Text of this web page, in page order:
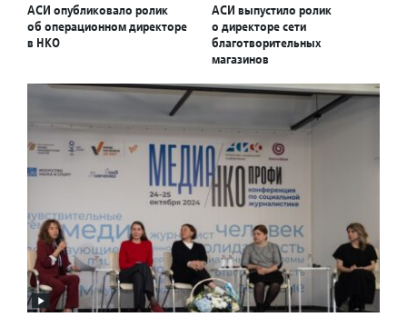
АСИ опубликовало ролик
об операционном директоре
в НКО
АСИ выпустило ролик
о директоре сети
благотворительных
магазинов